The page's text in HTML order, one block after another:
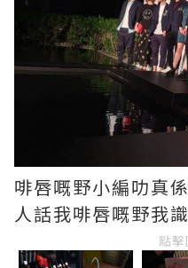
啡唇嘅野小編叻真
人話我啡唇嘅野我
點